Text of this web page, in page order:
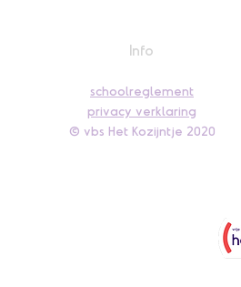
Info
schoolreglement
privacy verklaring
© vbs Het Kozijntje 2020